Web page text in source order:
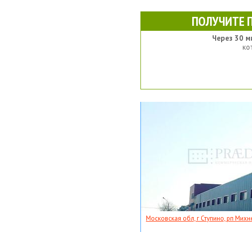
ПОЛУЧИТЕ
Через 30
Московская обл, г Ступино, рп